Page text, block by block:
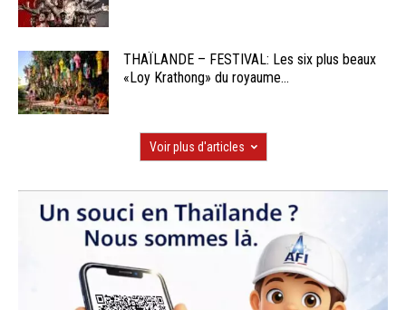
THAÏLANDE – FESTIVAL: Les six plus beaux
«Loy Krathong» du royaume...
Voir plus d'articles